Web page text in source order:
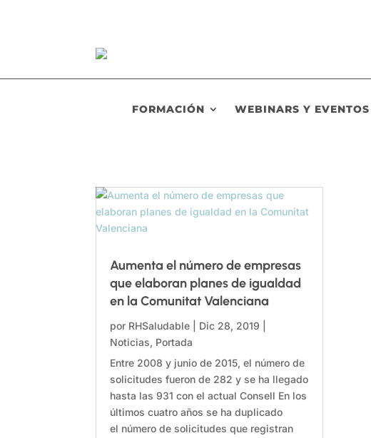
FORMACIÓN WEBINARS Y EVENTOS
Aumenta el número de empresas
que elaboran planes de igualdad
en la Comunitat Valenciana
por RHSaludable Dic 28, 2019
Noticias, Portada
Entre 2008 y junio de 2015, el número de
solicitudes fueron de 282 y se ha llegado
hasta las 931 con el actual Consell En los
últimos cuatro años se ha duplicado
el número de solicitudes que registran